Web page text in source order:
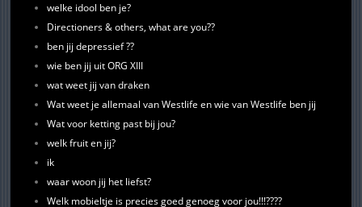
welke idool ben je?
Directioners & others, what are you??
ben jij depressief ??
wie ben jij uit ORG XIII
wat weet jij van draken
Wat weet je allemaal van Westlife en wie van Westlife ben jij
Wat voor ketting past bij jou?
welk fruit en jij?
ik
waar woon jij het liefst?
Welk mobieltje is precies goed genoeg voor jou!!!????